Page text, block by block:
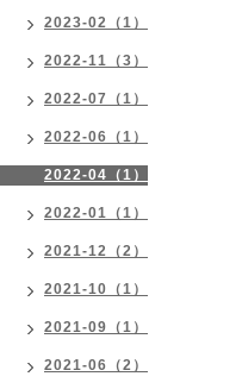
2023-02（1）
2022-11（3）
2022-07（1）
2022-06（1）
2022-04（1）
2022-01（1）
2021-12（2）
2021-10（1）
2021-09（1）
2021-06（2）